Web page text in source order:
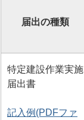
届出の種類
特定建設作業実施
届出書
記入例(PDFファ